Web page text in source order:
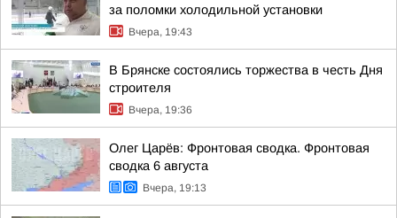
за поломки холодильной установки
Вчера, 19:43
В Брянске состоялись торжества в честь Дня
строителя
Вчера, 19:36
Олег Царёв: Фронтовая сводка. Фронтовая
сводка 6 августа
Вчера, 19:13